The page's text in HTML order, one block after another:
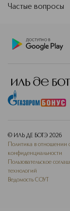
Частые вопросы
© ИЛЬ ДЕ БОТЭ 2026
Политика в отношении
конфиденциальности
Пользовательское
технологий
Ведомость СОУТ